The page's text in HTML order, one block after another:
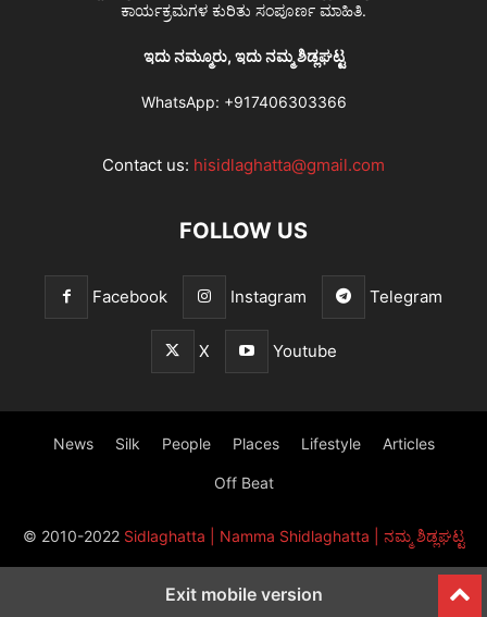
ಕಾರ್ಯಕ್ರಮಗಳ ಕುರಿತು ಸಂಪೂರ್ಣ ಮಾಹಿತಿ.
ಇದು ನಮ್ಮೂರು, ಇದು ನಮ್ಮ ಶಿಡ್ಲಘಟ್ಟ
WhatsApp: +917406303366
Contact us: hisidlaghatta@gmail.com
FOLLOW US
Facebook Instagram Telegram
X Youtube
News Silk People Places Lifestyle Articles
Off Beat
© 2010-2022 Sidlaghatta | Namma Shidlaghatta | ನಮ್ಮ ಶಿಡ್ಲಘಟ್ಟ
Exit mobile version